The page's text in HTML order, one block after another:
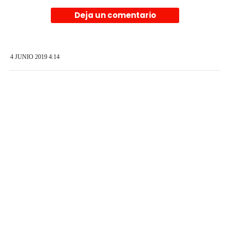
Deja un comentario
4 JUNIO 2019 4:14